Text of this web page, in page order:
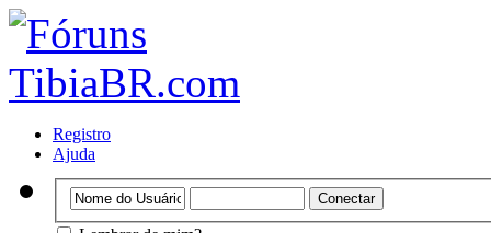
Registro
Ajuda